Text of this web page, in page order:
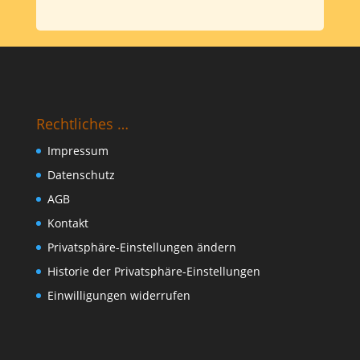
Rechtliches …
Impressum
Datenschutz
AGB
Kontakt
Privatsphäre-Einstellungen ändern
Historie der Privatsphäre-Einstellungen
Einwilligungen widerrufen